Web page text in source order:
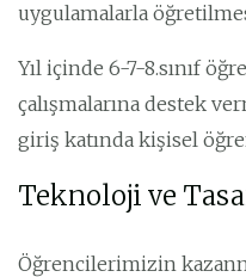
uygulamalarla
Yıl içinde 6-7-8.sınıf
çalışmalarına destek
giriş katında kişisel
Teknoloji ve
Öğrencilerimizin